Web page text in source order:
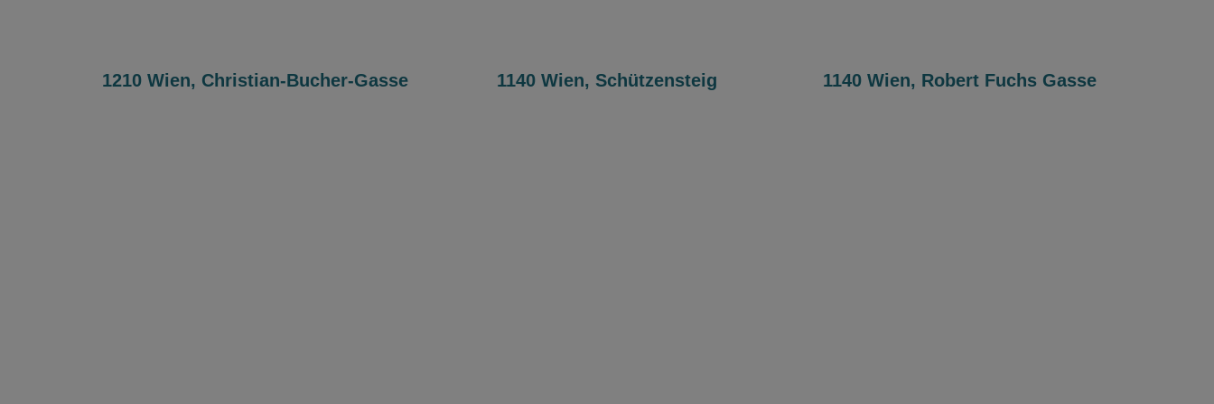
1210 Wien, Christian-Bucher-Gasse 1140 Wien, Schützensteig 1140 Wien, Robert Fuchs Gasse